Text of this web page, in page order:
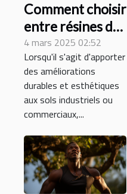
Comment choisir
entre résines de
sol et dalles PVC
pour votre
entreprise
4 mars 2025 02:52
Lorsqu'il s'agit d'apporter
des améliorations
durables et esthétiques
aux sols industriels ou
commerciaux,...